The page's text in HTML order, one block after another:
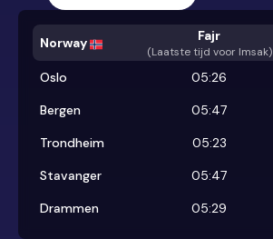
Norway Fajr
(Laatste tijd voor Imsak)
Oslo 05:26
Bergen
05:47
Trondheim
05:23
Stavanger
05:47
Drammen
05:29